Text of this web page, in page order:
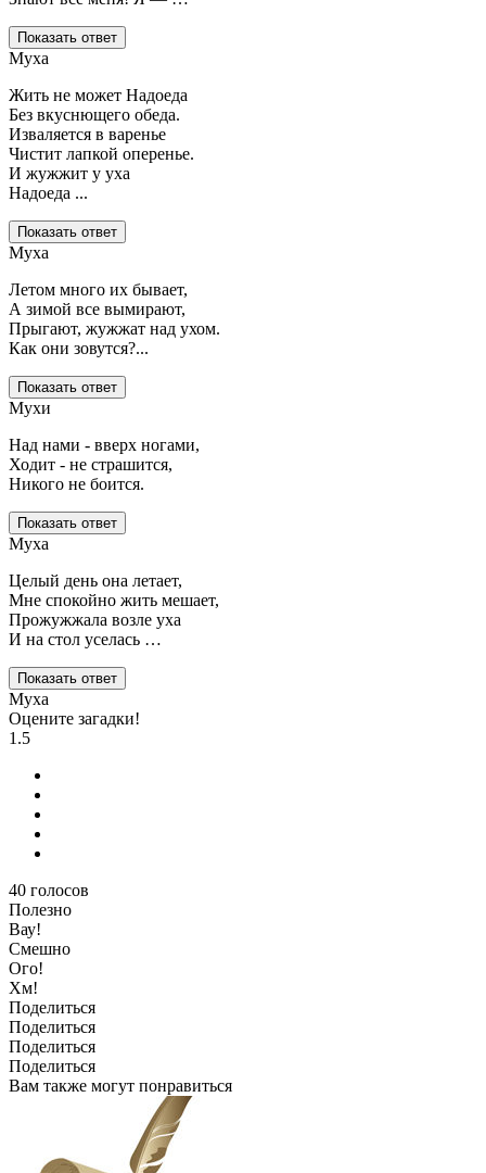
Показать ответ
Муха
Жить не может Надоеда
Без вкуснющего обеда.
Изваляется в варенье
Чистит лапкой оперенье.
И жужжит у уха
Надоеда ...
Показать ответ
Муха
Летом много их бывает,
А зимой все вымирают,
Прыгают, жужжат над ухом.
Как они зовутся?...
Показать ответ
Мухи
Над нами - вверх ногами,
Ходит - не страшится,
Никого не боится.
Показать ответ
Муха
Целый день она летает,
Мне спокойно жить мешает,
Прожужжала возле уха
И на стол уселась …
Показать ответ
Муха
Оцените загадки!
1.5
40 голосов
Полезно
Вау!
Смешно
Ого!
Хм!
Поделиться
Поделиться
Поделиться
Поделиться
Вам также могут понравиться